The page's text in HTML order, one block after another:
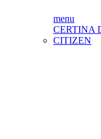
menu
CERTINA
CITIZEN